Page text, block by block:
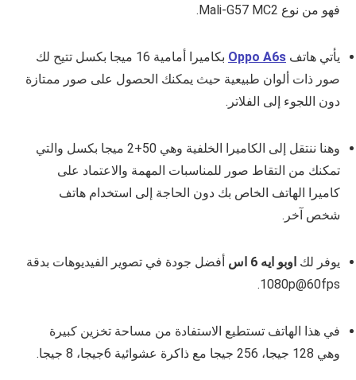
فهو من نوع Mali-G57 MC2.
يأتي هاتف Oppo A6s
بكاميرا أمامية 16 ميجا بكسل تتيح لك
صور ذات ألوان طبيعية حيث يمكنك الحصول على صور ممتازة
دون اللجوء إلى الفلاتر.
وهنا ننتقل إلى الكاميرا الخلفية وهي 50+2 ميجا بكسل والتي
تمكنك من التقاط صور للمناسبات المهمة والاعتماد على
كاميرا الهاتف الخاص بك دون الحاجة إلى استخدام هاتف
شخص آخر.
يوفر لك اوبو ايه 6 اس
أفضل جودة في تصوير الفيديوهات بدقة
1080p@60fps.
في هذا الهاتف تستطيع الاستفادة من مساحة تخزين كبيرة
وهي 128 جيجا، 256 جيجا مع ذاكرة عشوائية 6جيجا، 8 جيجا.